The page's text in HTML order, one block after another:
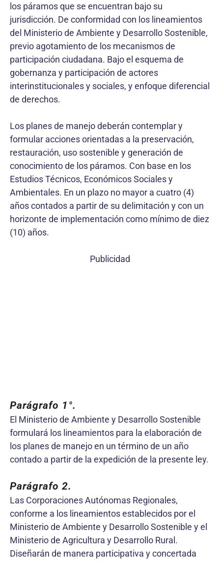
los páramos que se encuentran bajo su
jurisdicción. De conformidad con los lineamientos
del Ministerio de Ambiente y Desarrollo Sostenible,
previo agotamiento de los mecanismos de
participación ciudadana. Bajo el esquema de
gobernanza y participación de actores
interinstitucionales y sociales, y enfoque diferencial
de derechos.
Los planes de manejo deberán contemplar y
formular acciones orientadas a la preservación,
restauración, uso sostenible y generación de
conocimiento de los páramos. Con base en los
Estudios Técnicos, Económicos Sociales y
Ambientales. En un plazo no mayor a cuatro (4)
años contados a partir de su delimitación y con un
horizonte de implementación como mínimo de diez
(10) años.
Publicidad
Parágrafo 1°.
El Ministerio de Ambiente y Desarrollo Sostenible
formulará los lineamientos para la elaboración de
los planes de manejo en un término de un año
contado a partir de la expedición de la presente ley.
Parágrafo 2.
Las Corporaciones Autónomas Regionales,
conforme a los lineamientos establecidos por el
Ministerio de Ambiente y Desarrollo Sostenible y el
Ministerio de Agricultura y Desarrollo Rural.
Diseñarán de manera participativa y concertada